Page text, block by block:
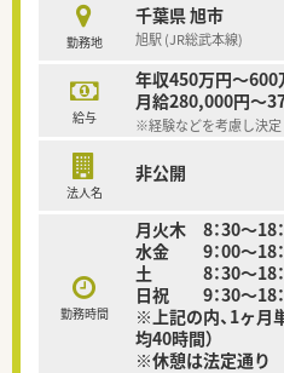
勤務地
千葉県 旭市
旭駅 (JR総武本線)
給与
年収450万円～600
月給280,000円～
※経験などを考慮し決定
法人名
非公開
勤務時間
月火木 8：30～18
水金 9：00～18
土 8：30～18
日祝 9：30～18
※上記の内、1ヶ月
均40時間）
※休憩は法定通り